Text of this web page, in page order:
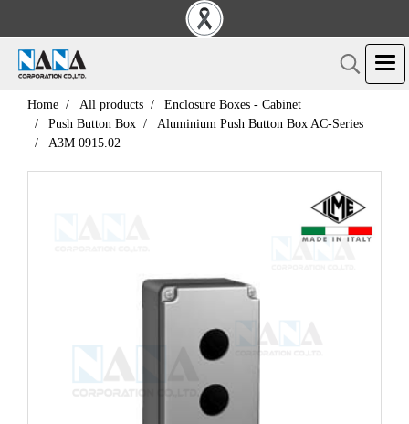
Home All products
Enclosure Boxes - Cabinet
Push Button Box
Aluminium Push Button Box AC-Series
A3M 0915.02